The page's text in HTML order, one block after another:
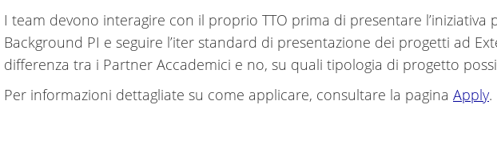
I team devono interagire con il proprio TTO prima di presentare l’iniziativa
Background PI e seguire l’iter standard di presentazione dei progetti ad
differenza tra i Partner Accademici e no, su quali tipologia di progetto
Per informazioni dettagliate su come applicare, consultare la pagina Apply.